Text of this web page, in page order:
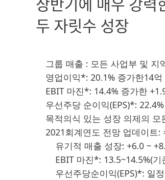
상반기에 매우 강력
두 자릿수 성장
그룹 매출 : 모든 사업부 및 지
영업이익*: 20.1% 증가한14
EBIT 마진*: 14.4% 증가한
우선주당 순이익(EPS)*:
목적의식 있는 성장 의제의 모
2021회계연도 전망 업데이트
유기적 매출 성장: +6.0 ~
EBIT 마진*: 13.5~14.5%(기
우선주당순이익(EPS)*: 일